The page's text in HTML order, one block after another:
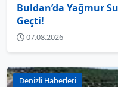
Buldan’da Yağmur
Geçti!
07.08.2026
Denizli Haberleri